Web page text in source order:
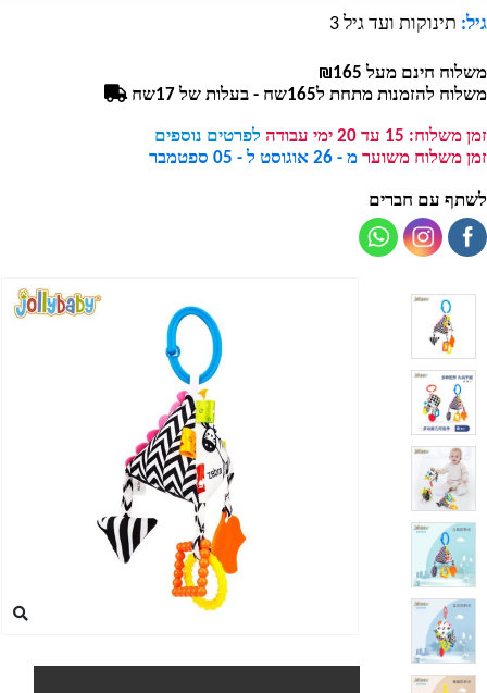
גיל: תינוקות ועד גיל 3
משלוח חינם מעל ₪165
משלוח להזמנות מתחת ל165שח - בעלות של 17שח
זמן משלוח:
לפרטים נוספים
זמן משלוח משוער מ - 26 אוגוסט ל - 05 ספטמבר
לשתף עם חברים